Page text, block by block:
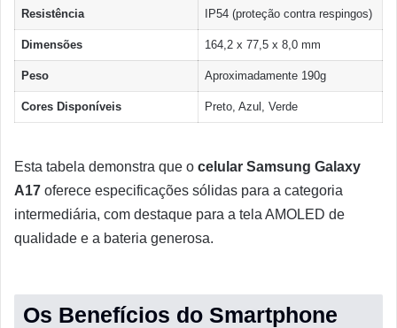
Resistência IP54 (proteção contra respingos)
Dimensões 164,2 x 77,5 x 8,0 mm
Peso Aproximadamente 190g
Cores Disponíveis Preto, Azul, Verde
Esta tabela demonstra que o celular Samsung Galaxy
A17 oferece especificações sólidas para a categoria
intermediária, com destaque para a tela AMOLED de
qualidade e a bateria generosa.
Os Benefícios do Smartphone